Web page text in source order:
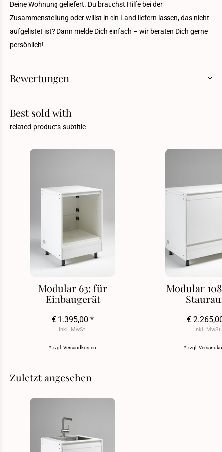
Deine Wohnung geliefert. Du brauchst Hilfe bei der
Zusammenstellung oder willst in ein Land liefern lassen, das nicht
aufgelistet ist? Dann melde Dich einfach – wir beraten Dich gerne
persönlich!
Bewertungen
Best sold with
related-products-subtitle
Modular 63: für
Einbaugerät
€ 1.395,00 *
Inkl. MwSt.
* zzgl.Versandkosten
Modular
€
Inkl. MwSt.
* zzgl.
Zuletzt angesehen